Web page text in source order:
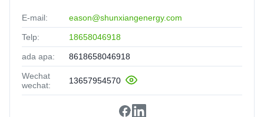
E-mail: eason@shunxiangenergy.com
Telp: 18658046918
ada apa: 8618658046918
Wechat
wechat:
13657954570